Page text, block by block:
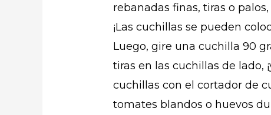
rebanadas finas, tiras o
¡Las cuchillas se pueden
Luego, gire una cuchilla 90
tiras en las cuchillas de lado,
cuchillas con el cortador de
tomates blandos o huevos